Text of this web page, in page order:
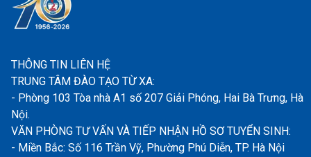
THÔNG TIN LIÊN HỆ
TRUNG TÂM ĐÀO TẠO TỪ XA:
- Phòng 103 Tòa nhà A1 số 207 Giải Phóng, Hai Bà Trưng, Hà
Nội.
VĂN PHÒNG TƯ VẤN VÀ TIẾP NHẬN HỒ SƠ TUYỂN SINH:
- Miền Bắc: Số 116 Trần Vỹ, Phường Phú Diễn, TP. Hà Nội